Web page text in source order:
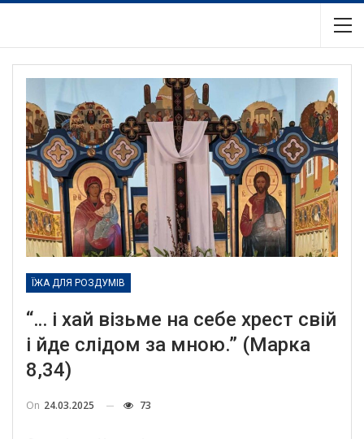
ЇЖА ДЛЯ РОЗДУМІВ
“… і хай візьме на себе хрест свій
і йде слідом за мною.” (Марка
8,34)
On 24.03.2025 73